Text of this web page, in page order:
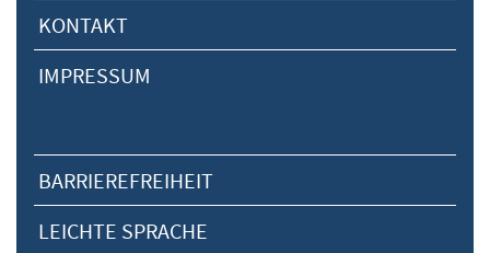
KONTAKT
IMPRESSUM
BARRIEREFREIHEIT
LEICHTE SPRACHE